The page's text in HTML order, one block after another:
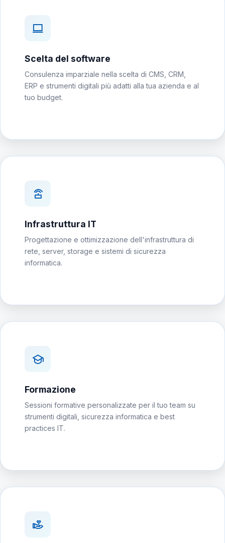
Scelta del software
Consulenza imparziale nella scelta di CMS, CRM,
ERP e strumenti digitali più adatti alla tua azienda e al
tuo budget.
Infrastruttura IT
Progettazione e ottimizzazione dell'infrastruttura di
rete, server, storage e sistemi di sicurezza
informatica.
Formazione
Sessioni formative personalizzate per il tuo team su
strumenti digitali, sicurezza informatica e best
practices IT.